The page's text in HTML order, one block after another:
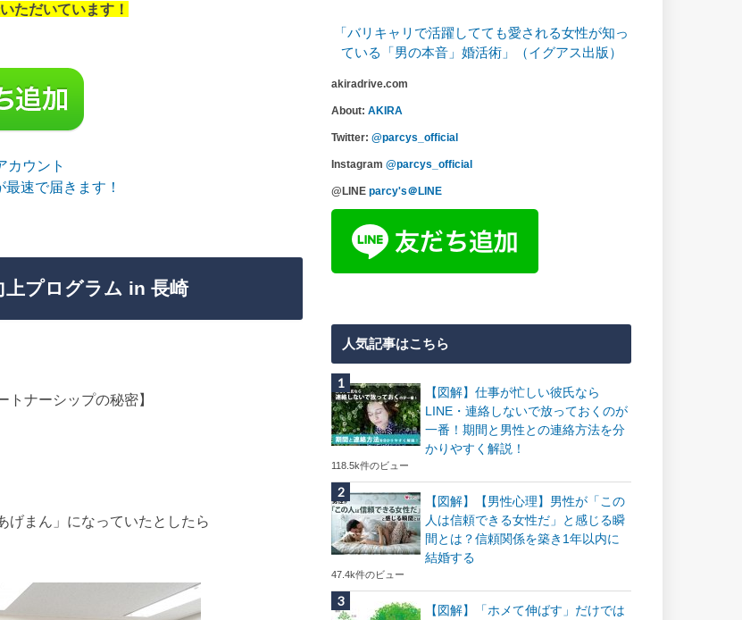
ただいています！
カウント
速で届きます！
上プログラム in 長崎
ナーシップの秘密】
げまん」になっていたとしたら
「バリキャリで活躍してても愛される女性が知っ
ている「男の本音」婚活術」（イグアス出版）
akiradrive.com
About: AKIRA
Twitter: @parcys_official
Instagram @parcys_official
@LINE parcy's＠LINE
人気記事はこちら
【図解】仕事が忙しい彼氏なら
LINE・連絡しないで放っておくのが
一番！期間と男性との連絡方法を分
かりやすく解説！
118.5k件のビュー
【図解】【男性心理】男性が「この
人は信頼できる女性だ」と感じる瞬
間とは？信頼関係を築き1年以内に
結婚する
47.4k件のビュー
【図解】「ホメて伸ばす」だけでは